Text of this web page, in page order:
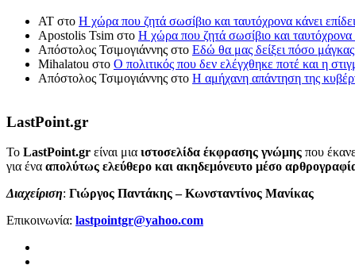
ΑΤ στο Η χώρα που ζητά σωσίβιο και ταυτόχρονα κάνει
Apostolis Tsim στο Η χώρα που ζητά σωσίβιο και ταυτόχρονα
Απόστολος Τσιμογιάννης στο Εδώ θα μας δείξει πόσο
Mihalatou στο Ο πολιτικός που δεν ελέγχθηκε ποτέ και η
Απόστολος Τσιμογιάννης στο Η αμήχανη απάντηση της
LastPoint.gr
To LastPoint.gr είναι μια ιστοσελίδα έκφρασης γνώμης που
για ένα απολύτως ελεύθερο και ακηδεμόνευτο μέσο
Διαχείριση: Γιώργος Παντάκης – Κωνσταντίνος Μανίκας
Επικοινωνία: lastpointgr@yahoo.com